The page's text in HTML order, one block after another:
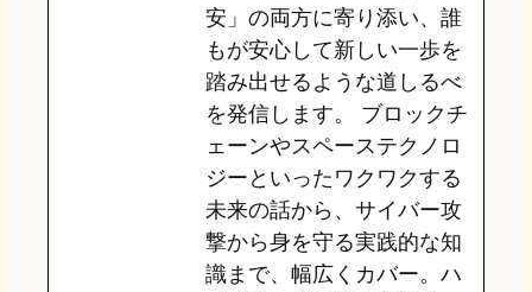
安」の両方に寄り添い、誰
もが安心して新しい一歩を
踏み出せるような道しるべ
を発信します。 ブロックチ
ェーンやスペーステクノロ
ジーといったワクワクする
未来の話から、サイバー攻
撃から身を守る実践的な知
識まで、幅広くカバー。ハ